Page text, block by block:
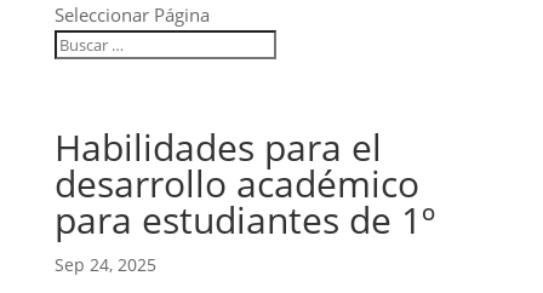
Seleccionar Página
Habilidades para el
desarrollo académico
para estudiantes de 1º
Sep 24, 2025